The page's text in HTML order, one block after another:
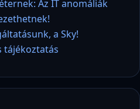
Az IT anomáliák
a Sky!
tájékoztatás